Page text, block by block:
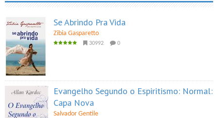
Se Abrindo Pra Vida
Zibia Gasparetto
30992 0
Evangelho Segundo o Espiritismo: Normal:
Capa Nova
Salvador Gentile